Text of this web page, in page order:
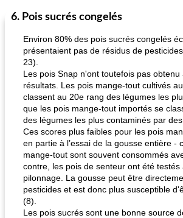
6. Pois sucrés congelés
Environ 80% des pois sucrés congelés
présentaient pas de résidus de
23).
Les pois Snap n'ont toutefois pas obtenu
résultats. Les pois mange-tout cultivés
classent au 20e rang des légumes les
que les pois mange-tout importés se
des légumes les plus contaminés par des
Ces scores plus faibles pour les pois
en partie à l’essai de la gousse entière -
mange-tout sont souvent consommés
contre, les pois de senteur ont été testés
pilonnage. La gousse peut être
pesticides et est donc plus susceptible
(8).
Les pois sucrés sont une bonne source